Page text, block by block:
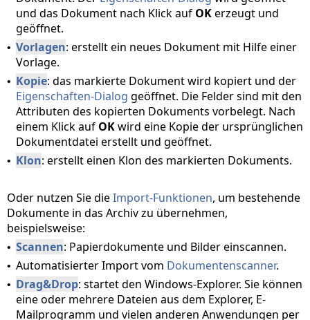
und das Dokument nach Klick auf OKerzeugt und
geöffnet.
• Vorlagen: erstellt ein neues Dokument mit Hilfe einer
Vorlage.
• Kopie: das markierte Dokument wird kopiert und der
Eigenschaften-Dialog geöffnet. Die Felder sind mit den
Attributen des kopierten Dokuments vorbelegt. Nach
einem Klick auf OKwird eine Kopie der ursprünglichen
Dokumentdatei erstellt und geöffnet.
• Klon: erstellt einen Klon des markierten Dokuments.
Oder nutzen Sie dieImport-Funktionen, um bestehende
Dokumente in das Archiv zu übernehmen,
beispielsweise:
• Scannen: Papierdokumente und Bilder einscannen.
• Automatisierter Import vom Dokumentenscanner.
• Drag&Drop: startet den Windows-Explorer. Sie können
eine oder mehrere Dateien aus dem Explorer, E-
Mailprogramm und vielen anderen Anwendungen per